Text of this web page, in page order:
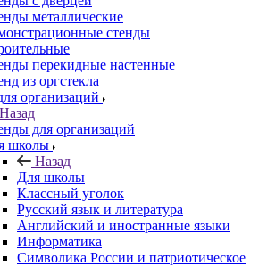
металлические
стенды
перекидные настенные
из оргстекла
организаций
Назад
для организаций
школы
Назад
Для школы
Классный уголок
Русский язык и литература
Английский и иностранные языки
Информатика
Символика России и патриотическое